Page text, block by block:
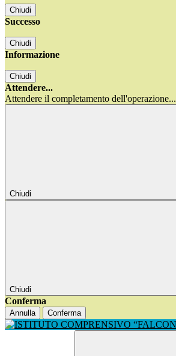
Chiudi
Successo
Chiudi
Informazione
Chiudi
Attendere...
Attendere il completamento dell'operazione...
Chiudi
Chiudi
Conferma
Annulla Conferma